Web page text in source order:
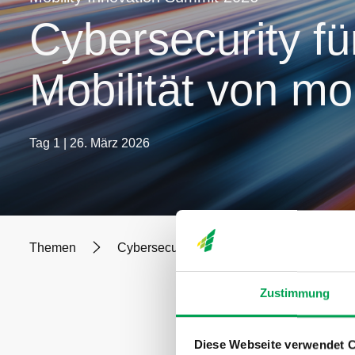
Zustimmung
Diese Webseite verwendet
Cybersecurity
Mobilität von
Tag 1 | 26. März 2026
Themen Cybersecurity für die vernetzte Mobilität
Mit